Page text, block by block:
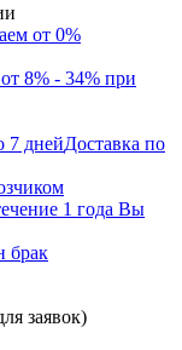
от 0%
8% - 34% при
Доставка по
1 года Вы
брак
заявок)